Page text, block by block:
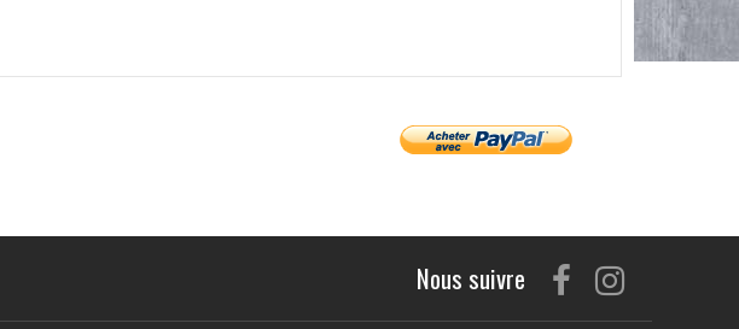
Nous suivre